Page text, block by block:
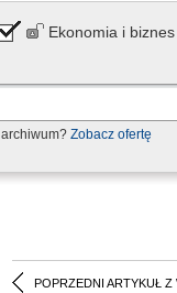
Ekonomia i biznes
Zobacz ofertę
POPRZEDNI ARTYKUŁ Z